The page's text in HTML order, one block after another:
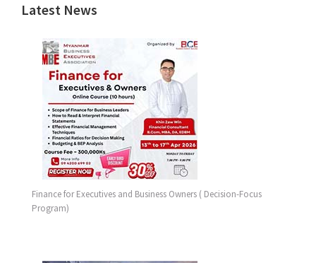
Latest News
Finance for Executives and Business Owners ( Decision-Focus
Program)